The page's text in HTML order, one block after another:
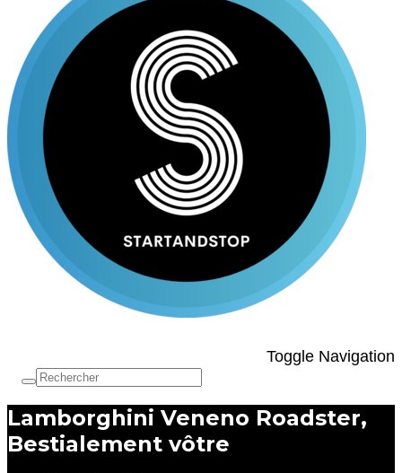
Toggle Navigation
Lamborghini Veneno Roadster,
Bestialement vôtre